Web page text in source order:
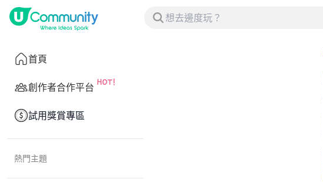
首頁
創作者合作平台
試用獎賞專區
熱門主題